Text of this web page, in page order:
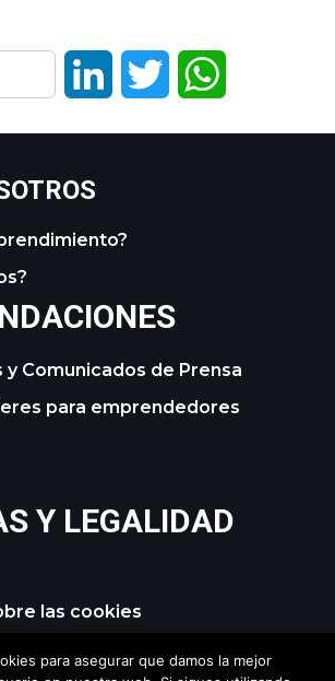
LinkedIn Twitter
y Comunicados de Prensa
para emprendedores
Y LEGALIDAD
las cookies
para asegurar que damos la mejor